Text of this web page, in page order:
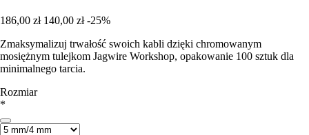
186,00 zł 140,00 zł -25%
Zmaksymalizuj trwałość swoich kabli dzięki chromowanym
mosiężnym tulejkom Jagwire Workshop, opakowanie 100 sztuk dla
minimalnego tarcia.
Rozmiar
*